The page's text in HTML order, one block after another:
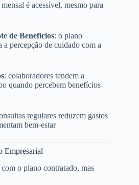
é acessível, mesmo para
de Benefícios: o plano
percepção de cuidado com a
: colaboradores tendem a
quando percebem benefícios
regulares reduzem gastos
bem-estar
Empresarial
o plano contratado, mas